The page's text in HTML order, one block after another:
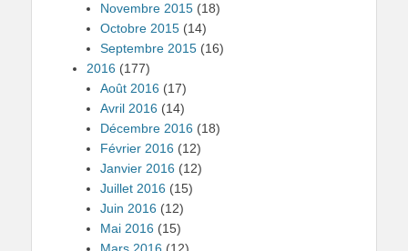
Novembre 2015 (18)
Octobre 2015 (14)
Septembre 2015 (16)
2016 (177)
Août 2016 (17)
Avril 2016 (14)
Décembre 2016 (18)
Février 2016 (12)
Janvier 2016 (12)
Juillet 2016 (15)
Juin 2016 (12)
Mai 2016 (15)